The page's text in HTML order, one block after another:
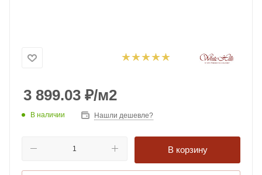
3 899.03 ₽/м2
В наличии Нашли дешевле?
В корзину